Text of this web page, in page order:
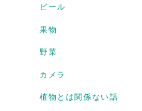
ビール
果物
野菜
カメラ
植物とは関係ない話